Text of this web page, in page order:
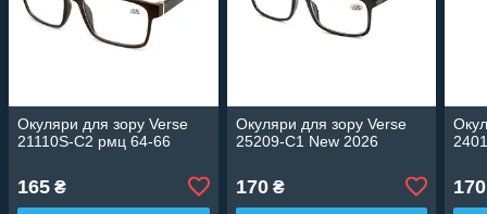
Окуляри для зору Verse
21110S-C2 рмц 64-66
165 ₴
Окуляри для зору Verse
25209-C1 New 2026
170₴ 170